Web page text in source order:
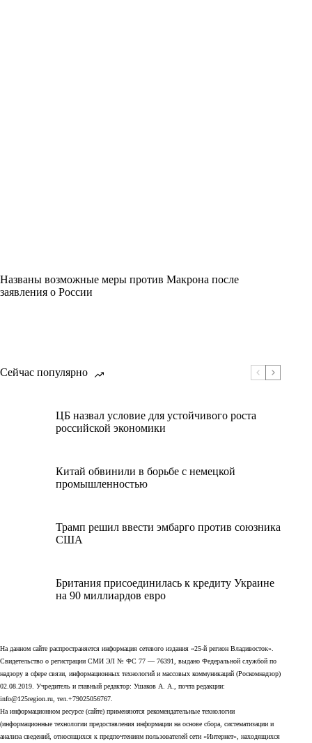
Названы возможные меры против Макрона после
заявления о России
Сейчас популярно
ЦБ назвал условие для устойчивого роста
российской экономики
Китай обвинили в борьбе с немецкой
промышленностью
Трамп решил ввести эмбарго против союзника
США
Британия присоединилась к кредиту Украине
на 90 миллиардов евро
На данном сайте распространяется информация сетевого издания «25-й регион Владивосток».
Свидетельство о регистрации СМИ ЭЛ № ФС 77 — 76391, выдано Федеральной службой по
надзору в сфере связи, информационных технологий и массовых коммуникаций (Роскомнадзор)
02.08.2019. Учредитель и главный редактор: Ушаков А. А., почта редакции:
info@125region.ru, тел.+79025056767.
На информационном ресурсе (сайте) применяются рекомендательные технологии
(информационные технологии предоставления информации на основе сбора, систематизации и
анализа сведений, относящихся к предпочтениям пользователей сети «Интернет», находящихся